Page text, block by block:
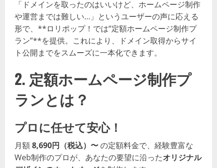
「ドメインを取ったのはいいけど、ホームページ制作
や運営までは難しい…」というユーザーの声に応える
形で、**ロリポップ！では“定額ホームページ制作プ
ラン”**を提供。これにより、ドメイン取得からサイ
ト公開までをスムーズに一本化できます。
2. 定額ホームページ制作プ
ランとは？
プロに任せて安心！
月額8,690円（税込）〜の定額料金で、経験豊富な
Web制作のプロが、あなたの要望に沿ったオリジナル